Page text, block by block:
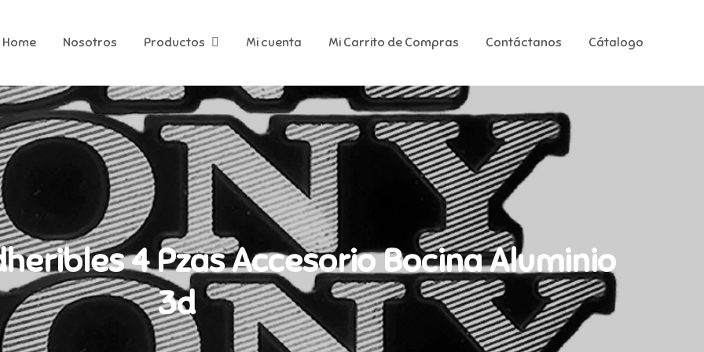
Home Nosotros Productos Mi cuenta Mi Carrito de Compras Contáctanos Cátalogo
4 Pzas Accesorio Bocina Aluminio
3d